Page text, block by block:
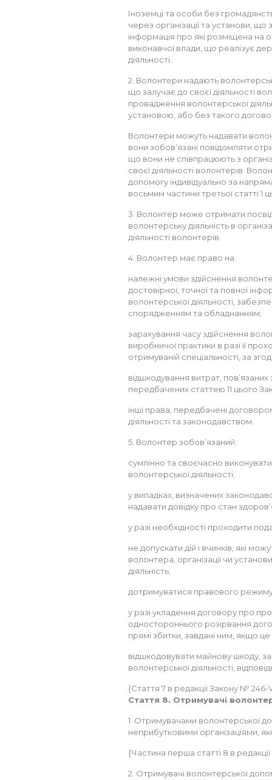
Іноземці та особи без
через організації та установи, що
інформація про які розміщена на
виконавчої влади, що реалізує
діяльності.
2. Волонтери надають
що залучає до своєї діяльності
провадження волонтерської
установою, або без такого
Волонтери можуть надавати
вони зобов’язані повідомляти
що вони не співпрацюють з
своєї діяльності волонтерів.
допомогу індивідуально за
восьмим частини третьої статті 1
3. Волонтер може отримати
волонтерську діяльність в
діяльності волонтерів.
4. Волонтер має право на:
належні умови здійснення
достовірної, точної та повної
волонтерської діяльності,
спорядженням та обладнанням;
зарахування часу здійснення
виробничої практики в разі її
отримуваній спеціальності, за
відшкодування витрат, пов’язаних
передбачених статтею 11 цього
інші права, передбачені
діяльності та законодавством.
5. Волонтер зобов’язаний:
сумлінно та своєчасно
волонтерської діяльності;
у випадках, визначених
надавати довідку про стан
у разі необхідності проходити
не допускати дій і вчинків, які
волонтера, організації чи
діяльність;
дотримуватися правового
у разі укладення договору про
одностороннього розірвання
прямі збитки, завдані ним, якщо
відшкодовувати майнову шкоду,
волонтерської діяльності,
{Стаття 7 в редакції Закону № 246-
Стаття 8. Отримувачі
1. Отримувачами волонтерської
неприбутковими організаціями,
{Частина перша статті 8 в
2. Отримувачі волонтерської